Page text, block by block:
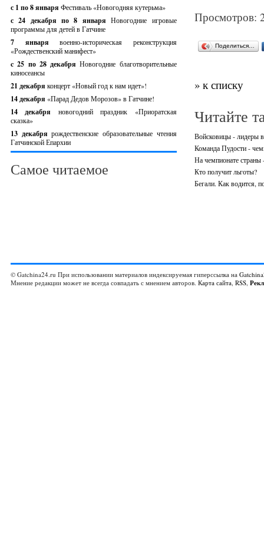
с 1 по 8 января Фестиваль «Новогодняя кутерьма»
с 24 декабря по 8 январяНовогодние игровые
программы для детей в Гатчине
7 январявоенно-историческая реконструкция
«Рождественский манифест»
c 25 по 28 декабряНовогодние благотворительные
киносеансы
21 декабря концерт «Новый год к нам идет»!
14 декабря «Парад Дедов Морозов» в Гатчине!
14 декабря новогодний праздник «Приоратская
сказка»
13 декабрярождественские образовательные чтения
Гатчинской Епархии
Самое читаемое
Просмотров:
Поделиться…
» к списку
Читайте
Войсковицы - лидеры в
Команда Пудости -
На чемпионате страны
Кто получит льготы?
Бегали. Как водится,
© Gatchina24.ru При использовании материалов индексируемая гиперссылка на
Мнение редакции может не всегда совпадать с мнением авторов. Карта сайта, RSS,